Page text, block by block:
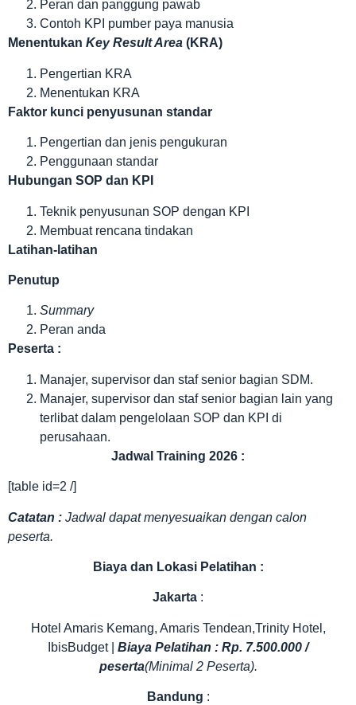
Peran dan panggung pawab
Contoh KPI pumber paya manusia
Menentukan Key Result Area (KRA)
Pengertian KRA
Menentukan KRA
Faktor kunci penyusunan standar
Pengertian dan jenis pengukuran
Penggunaan standar
Hubungan SOP dan KPI
Teknik penyusunan SOP dengan KPI
Membuat rencana tindakan
Latihan-latihan
Penutup
Summary
Peran anda
Peserta :
Manajer, supervisor dan staf senior bagian SDM.
Manajer, supervisor dan staf senior bagian lain yang
terlibat dalam pengelolaan SOP dan KPI di
perusahaan.
Jadwal Training 2026 :
[table id=2 /]
Catatan : Jadwal dapat menyesuaikan dengan calon
peserta.
Biaya dan Lokasi Pelatihan :
Jakarta :
Hotel Amaris Kemang, Amaris Tendean,Trinity Hotel,
IbisBudget | Biaya Pelatihan : Rp. 7.500.000 /
peserta(Minimal 2 Peserta).
Bandung :